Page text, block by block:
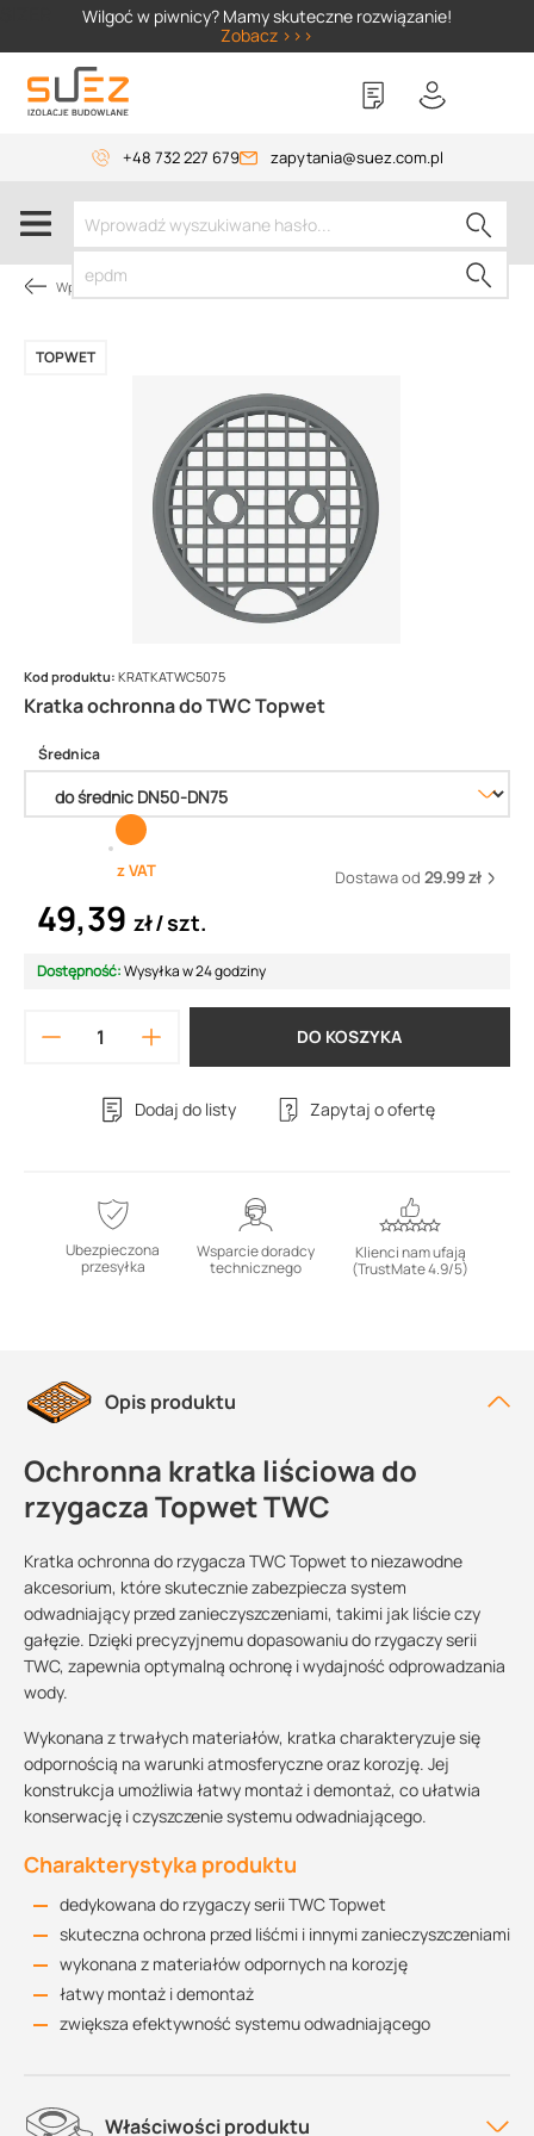
Wilgoć w piwnicy? Mamy skuteczne rozwiązanie!
Zobacz >>>
+48 732 227 679 zapytania@suez.com.pl
Wpusty TOPWET
Kratka ochronna do TWC Topwet
TOPWET
Kod produktu: KRATKATWC5075
Średnica
z VAT Dostawa od 29.99 zł
49,39 zł szt.
Dostępność:Wysyłka w 24 godziny
DO KOSZYKA
Dodaj do listy Zapytaj o ofertę
Ubezpieczona
przesyłka
Wsparcie doradcy
technicznego
Klienci nam ufają
(TrustMate 4.9/5)
Opis produktu
Ochronna kratka liściowa do
rzygacza Topwet TWC
Kratka ochronna do rzygacza TWC Topwet to niezawodne
akcesorium, które skutecznie zabezpiecza system
odwadniający przed zanieczyszczeniami, takimi jak liście czy
gałęzie. Dzięki precyzyjnemu dopasowaniu do rzygaczy serii
TWC, zapewnia optymalną ochronę i wydajność odprowadzania
wody.
Wykonana z trwałych materiałów, kratka charakteryzuje się
odpornością na warunki atmosferyczne oraz korozję. Jej
konstrukcja umożliwia łatwy montaż i demontaż, co ułatwia
konserwację i czyszczenie systemu odwadniającego.
Charakterystyka produktu
dedykowana do rzygaczy serii TWC Topwet
skuteczna ochrona przed liśćmi i innymi zanieczyszczeniami
wykonana z materiałów odpornych na korozję
łatwy montaż i demontaż
zwiększa efektywność systemu odwadniającego
Właściwości produktu